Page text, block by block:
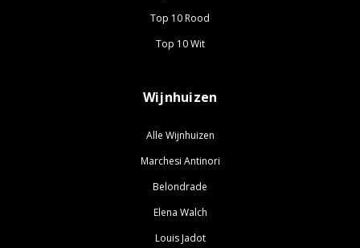
Top 10 Rood
Top 10 Wit
Wijnhuizen
Alle Wijnhuizen
Marchesi Antinori
Belondrade
Elena Walch
Louis Jadot